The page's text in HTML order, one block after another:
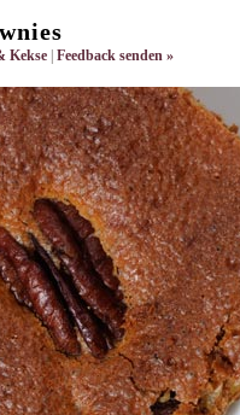
Kekse Feedback senden »